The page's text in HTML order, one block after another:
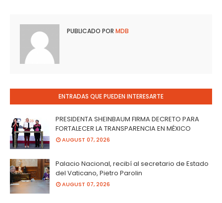
PUBLICADO POR MDB
ENTRADAS QUE PUEDEN INTERESARTE
PRESIDENTA SHEINBAUM FIRMA DECRETO PARA
FORTALECER LA TRANSPARENCIA EN MÉXICO
AUGUST 07, 2026
Palacio Nacional, recibí al secretario de Estado
del Vaticano, Pietro Parolin
AUGUST 07, 2026